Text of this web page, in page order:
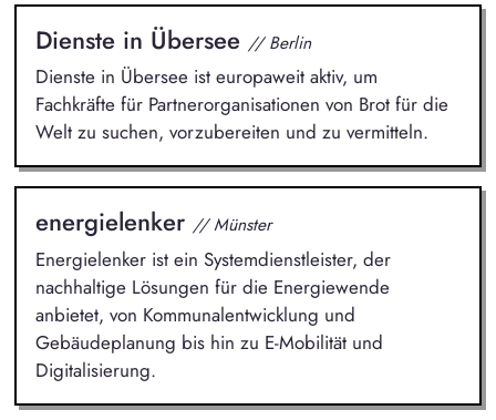
Dienste in Übersee // Berlin
Dienste in Übersee ist europaweit aktiv, um
Fachkräfte für Partnerorganisationen von Brot für die
Welt zu suchen, vorzubereiten und zu vermitteln.
energielenker // Münster
Energielenker ist ein Systemdienstleister, der
nachhaltige Lösungen für die Energiewende
anbietet, von Kommunalentwicklung und
Gebäudeplanung bis hin zu E-Mobilität und
Digitalisierung.